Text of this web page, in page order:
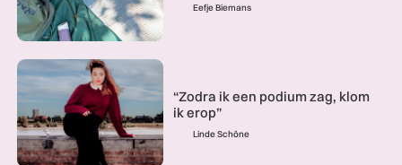
Eefje Biemans
“Zodra ik een podium zag, klom
ik erop”
Linde Schöne